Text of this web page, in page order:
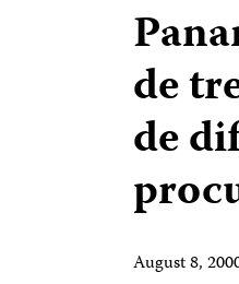
de
de
August 8,